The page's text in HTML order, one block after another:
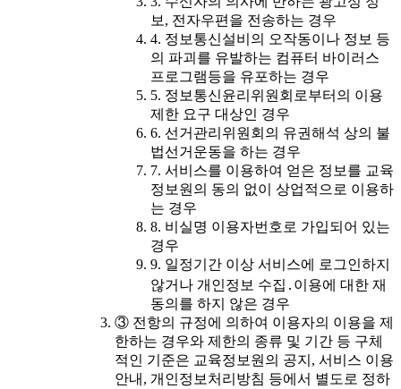
보, 전자우편을 전송하는 경우
4. 정보통신설비의 오작동이나 정보 등
의 파괴를 유발하는 컴퓨터 바이러스
프로그램등을 유포하는 경우
5. 정보통신윤리위원회로부터의 이용
제한 요구 대상인 경우
6. 선거관리위원회의 유권해석 상의 불
법선거운동을 하는 경우
7. 서비스를 이용하여 얻은 정보를 교육
정보원의 동의 없이 상업적으로 이용하
는 경우
8. 비실명 이용자번호로 가입되어 있는
경우
9. 일정기간 이상 서비스에 로그인하지
않거나 개인정보 수집․이용에 대한 재
동의를 하지 않은 경우
③ 전항의 규정에 의하여 이용자의 이용을 제
한하는 경우와 제한의 종류 및 기간 등 구체
적인 기준은 교육정보원의 공지, 서비스 이용
안내, 개인정보처리방침 등에서 별도로 정하